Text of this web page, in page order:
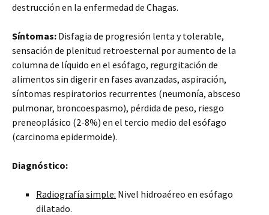
destrucción en la enfermedad de Chagas.
Síntomas: Disfagia de progresión lenta y tolerable,
sensación de plenitud retroesternal por aumento de la
columna de líquido en el esófago, regurgitación de
alimentos sin digerir en fases avanzadas, aspiración,
síntomas respiratorios recurrentes (neumonía, absceso
pulmonar, broncoespasmo), pérdida de peso, riesgo
preneoplásico (2-8%) en el tercio medio del esófago
(carcinoma epidermoide).
Diagnóstico:
Radiografía simple: Nivel hidroaéreo en esófago
dilatado.